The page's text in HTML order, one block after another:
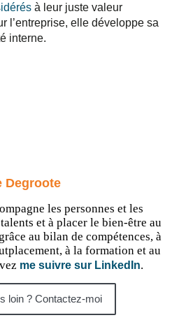
à leur juste valeur
l’entreprise, elle développe sa
interne.
Degroote
les personnes et les
et à placer le bien-être au
au bilan de compétences, à
à la formation et au
me suivre sur LinkedIn.
loin ? Contactez-moi